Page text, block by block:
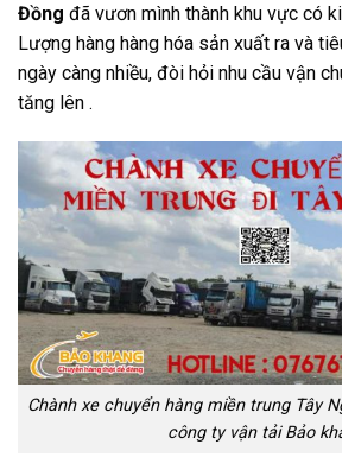
Đồng đã vươn mình thành khu vực có
Lượng hàng hàng hóa sản xuất ra và
ngày càng nhiều, đòi hỏi nhu cầu vận
tăng lên .
Chành xe chuyển hàng miền trung Tây
công ty vận tải Bảo